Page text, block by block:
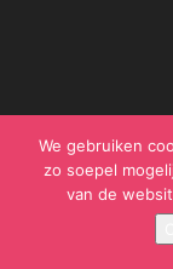
© Samen
We gebruiken
zo soepel
van de